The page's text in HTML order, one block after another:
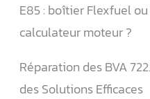
E85 : boîtier Flexfuel
calculateur moteur ?
Réparation des BVA
des Solutions Efficaces